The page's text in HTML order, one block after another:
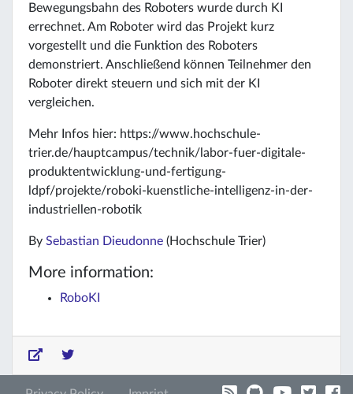
Bewegungsbahn des Roboters wurde durch KI
errechnet. Am Roboter wird das Projekt kurz
vorgestellt und die Funktion des Roboters
demonstriert. Anschließend können Teilnehmer den
Roboter direkt steuern und sich mit der KI
vergleichen.
Mehr Infos hier: https://www.hochschule-
trier.de/hauptcampus/technik/labor-fuer-digitale-
produktentwicklung-und-fertigung-
ldpf/projekte/roboki-kuenstliche-intelligenz-in-der-
industriellen-robotik
By Sebastian Dieudonne (Hochschule Trier)
More information:
RoboKI